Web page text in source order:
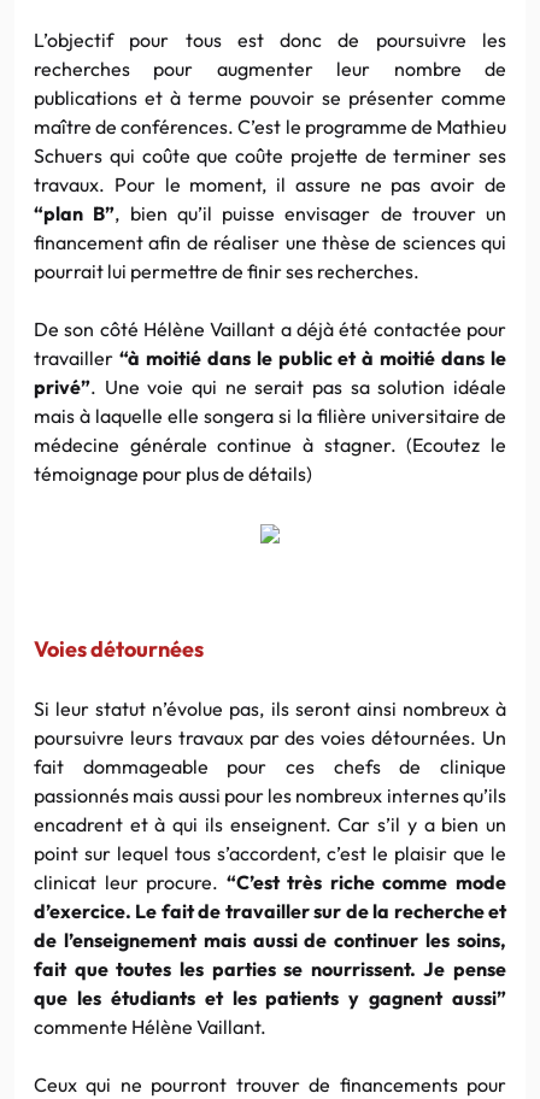
L’objectif pour tous est donc de poursuivre les
recherches pour augmenter leur nombre de
publications et à terme pouvoir se présenter comme
maître de conférences. C’est le programme de Mathieu
Schuers qui coûte que coûte projette de terminer ses
travaux. Pour le moment, il assure ne pas avoir de
“plan B”, bien qu’il puisse envisager de trouver un
financement afin de réaliser une thèse de sciences qui
pourrait lui permettre de finir ses recherches.
De son côté Hélène Vaillant a déjà été contactée pour
travailler “à moitié dans le public et à moitié dans le
privé”. Une voie qui ne serait pas sa solution idéale
mais à laquelle elle songera si la filière universitaire de
médecine générale continue à stagner. (Ecoutez le
témoignage pour plus de détails)
Voies détournées
Si leur statut n’évolue pas, ils seront ainsi nombreux à
poursuivre leurs travaux par des voies détournées. Un
fait dommageable pour ces chefs de clinique
passionnés mais aussi pour les nombreux internes qu’ils
encadrent et à qui ils enseignent. Car s’il y a bien un
point sur lequel tous s’accordent, c’est le plaisir que le
clinicat leur procure. “C’est très riche comme mode
d’exercice. Le fait de travailler sur de la recherche et
de l’enseignement mais aussi de continuer les soins,
fait que toutes les parties se nourrissent. Je pense
que les étudiants et les patients y gagnent aussi”
commente Hélène Vaillant.
Ceux qui ne pourront trouver de financements pour